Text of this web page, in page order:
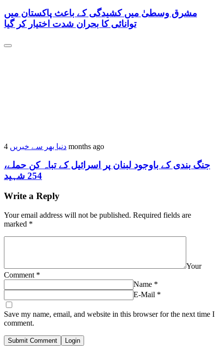
مشرق وسطیٰ میں کشیدگی کے باعث پاکستان میں
توانائی کا بحران شدت اختیار کر گیا
دنیا بھر سے خبریں 4 months ago
جنگ بندی کے باوجود لبنان پر اسرائیل کے تباہ کن حملے،
254 شہید
Write a Reply
Your email address will not be published. Required fields are
marked *
Your
Comment *
Name *
E-Mail *
Save my name, email, and website in this browser for the next time I
comment.
Submit Comment Login